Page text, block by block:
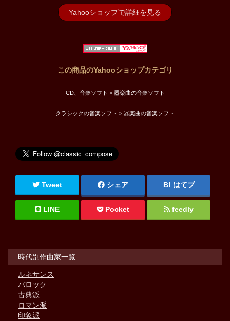
Yahooショップで詳細を見る
この商品のYahooショップカテゴリ
CD、音楽ソフト > 器楽曲の音楽ソフト
クラシックの音楽ソフト > 器楽曲の音楽ソフト
Tweet シェア はてブ
LINE Pocket feedly
時代別作曲家一覧
ルネサンス
バロック
古典派
ロマン派
印象派